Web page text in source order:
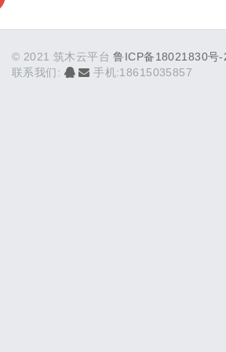
© 2021 筑木云平台鲁ICP备18021830号-
联系我们:
手机:18615035857